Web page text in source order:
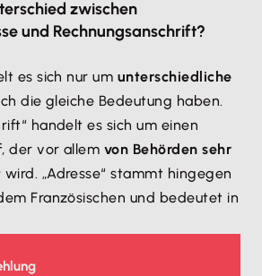
zwischen
und Rechnungsanschrift?
es sich nur um unterschiedliche
die gleiche Bedeutung haben.
handelt es sich um einen
der vor allem von Behörden sehr
wird. „Adresse“ stammt hingegen
Französischen und bedeutet in